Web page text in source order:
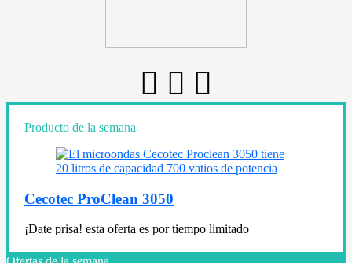
Producto de la semana
Cecotec ProClean 3050
¡Date prisa! esta oferta es por tiempo limitado